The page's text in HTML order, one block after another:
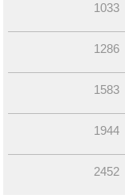
1033
1286
1583
1944
2452